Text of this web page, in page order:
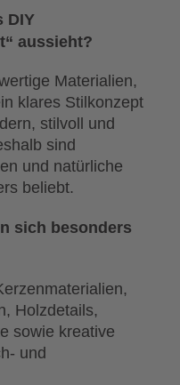
DIY
aussieht?
Materialien,
klares Stilkonzept
stilvoll und
sind
und natürliche
beliebt.
sich besonders
Holzdetails,
sowie kreative
und